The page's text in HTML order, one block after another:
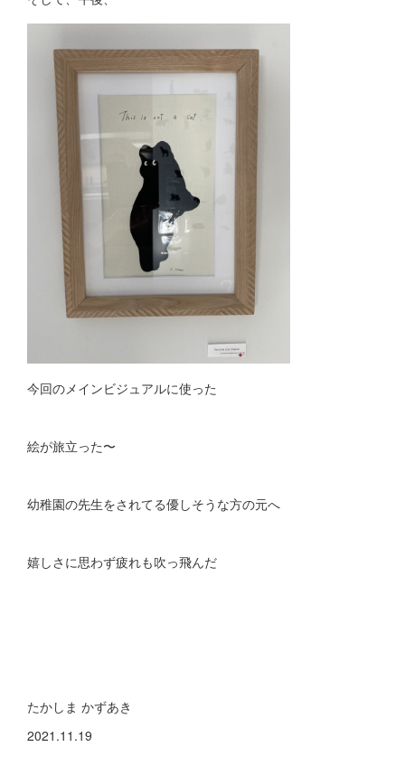
今回のメインビジュアルに使った
絵が旅立った〜
幼稚園の先生をされてる優しそうな方の元へ
嬉しさに思わず疲れも吹っ飛んだ
たかしま かずあき
2021.11.19